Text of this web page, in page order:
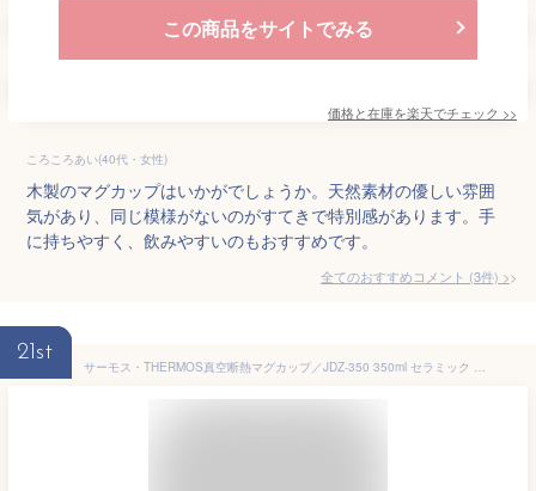
この商品をサイトでみる
価格と在庫を楽天でチェック >>
ころころあい(40代・女性)
木製のマグカップはいかがでしょうか。天然素材の優しい雰囲
気があり、同じ模様がないのがすてきで特別感があります。手
に持ちやすく、飲みやすいのもおすすめです。
全てのおすすめコメント (3件) >
21st
サーモス・THERMOS真空断熱マグカップ／JDZ-350 350ml セラミック マドラー付き 持ち手付き 保冷保温 魔法瓶構造 名前入り タンブラー オリジナル ギフト 新生活 プレゼント 名入れ無料 即日可 実用的 60代 50代 40代 コーヒー 紅茶 セット